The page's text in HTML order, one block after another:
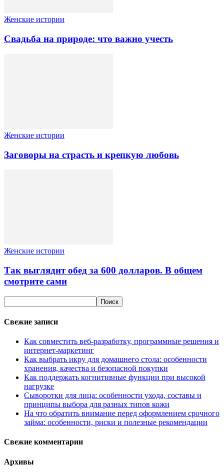
Женские истории
Свадьба на природе: что важно учесть
Женские истории
Заговоры на страсть и крепкую любовь
Женские истории
Так выглядит обед за 600 долларов. В общем
смотрите сами
Свежие записи
Как совместить веб-разработку, программные решения и
интернет-маркетинг
Как выбрать икру для домашнего стола: особенности
хранения, качества и безопасной покупки
Как поддержать когнитивные функции при высокой
нагрузке
Сыворотки для лица: особенности ухода, составы и
принципы выбора для разных типов кожи
На что обратить внимание перед оформлением срочного
займа: особенности, риски и полезные рекомендации
Свежие комментарии
Архивы